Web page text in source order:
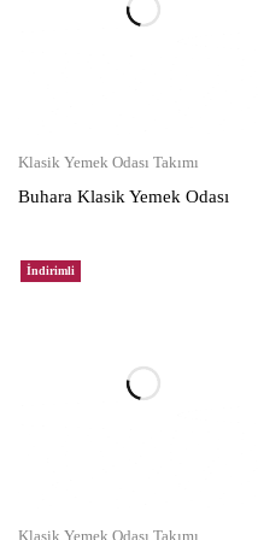
Klasik Yemek Odası Takımı
Buhara Klasik Yemek Odası
İndirimli
Klasik Yemek Odası Takımı